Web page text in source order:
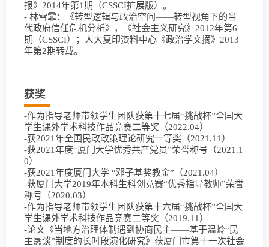
报》2014年第1期（CSSCI扩展版）。
- 林雪霏：《转型逻辑与政治空间——转型视角下的当
代政府信任危机分析》，《社会主义研究》2012年第6
期（CSSCI）；人大复印资料中心《政治学文摘》2013
年第2期转载。
获奖
-作为指导老师带领学生团队获第十七届“挑战杯”全国大
学生课外学术科技作品竞赛二等奖（2022.04）
-获2021年全国民政政策理论研究一等奖（2021.11）
-获2021年度“厦门大学优秀共产党员”荣誉称号（2021.1
0）
-获2021年度厦门大学 “邓子基奖教金”（2021.04）
-获厦门大学2019年本科生科创竞赛“优秀指导教师”荣誉
称号（2020.03）
-作为指导老师带领学生团队获第十六届“挑战杯”全国大
学生课外学术科技作品竞赛二等奖（2019.11）
-论文《当地方治理体制遇到协商民主——基于温岭“民
主恳谈”制度的长时段演化研究》获厦门市第十一次社会